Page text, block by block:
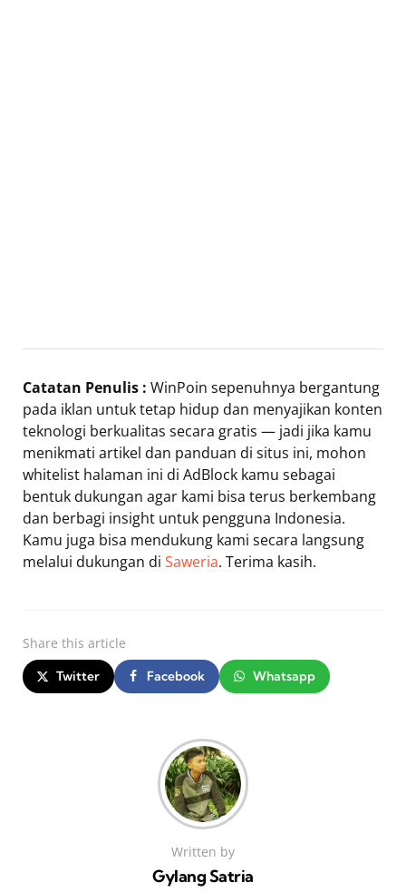
Catatan Penulis : WinPoin sepenuhnya bergantung
pada iklan untuk tetap hidup dan menyajikan konten
teknologi berkualitas secara gratis — jadi jika kamu
menikmati artikel dan panduan di situs ini, mohon
whitelist halaman ini di AdBlock kamu sebagai
bentuk dukungan agar kami bisa terus berkembang
dan berbagi insight untuk pengguna Indonesia.
Kamu juga bisa mendukung kami secara langsung
melalui dukungan di Saweria. Terima kasih.
Share this article
Twitter Facebook Whatsapp
Written by
Gylang Satria